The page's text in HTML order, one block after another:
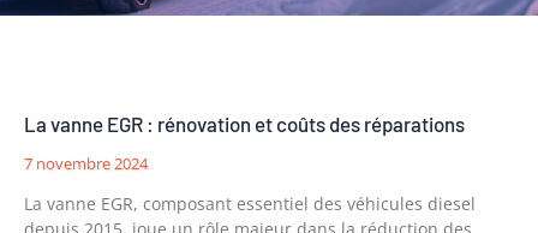
La vanne EGR : rénovation et coûts des réparations
7 novembre 2024
La vanne EGR, composant essentiel des véhicules diesel